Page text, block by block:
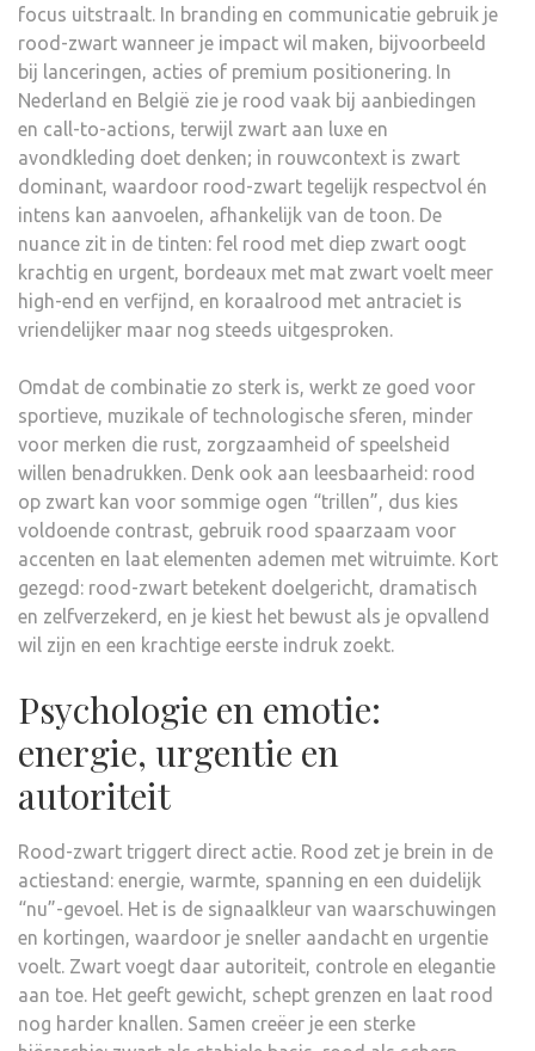
focus uitstraalt. In branding en communicatie gebruik je
rood-zwart wanneer je impact wil maken, bijvoorbeeld
bij lanceringen, acties of premium positionering. In
Nederland en België zie je rood vaak bij aanbiedingen
en call-to-actions, terwijl zwart aan luxe en
avondkleding doet denken; in rouwcontext is zwart
dominant, waardoor rood-zwart tegelijk respectvol én
intens kan aanvoelen, afhankelijk van de toon. De
nuance zit in de tinten: fel rood met diep zwart oogt
krachtig en urgent, bordeaux met mat zwart voelt meer
high-end en verfijnd, en koraalrood met antraciet is
vriendelijker maar nog steeds uitgesproken.
Omdat de combinatie zo sterk is, werkt ze goed voor
sportieve, muzikale of technologische sferen, minder
voor merken die rust, zorgzaamheid of speelsheid
willen benadrukken. Denk ook aan leesbaarheid: rood
op zwart kan voor sommige ogen “trillen”, dus kies
voldoende contrast, gebruik rood spaarzaam voor
accenten en laat elementen ademen met witruimte. Kort
gezegd: rood-zwart betekent doelgericht, dramatisch
en zelfverzekerd, en je kiest het bewust als je opvallend
wil zijn en een krachtige eerste indruk zoekt.
Psychologie en emotie:
energie, urgentie en
autoriteit
Rood-zwart triggert direct actie. Rood zet je brein in de
actiestand: energie, warmte, spanning en een duidelijk
“nu”-gevoel. Het is de signaalkleur van waarschuwingen
en kortingen, waardoor je sneller aandacht en urgentie
voelt. Zwart voegt daar autoriteit, controle en elegantie
aan toe. Het geeft gewicht, schept grenzen en laat rood
nog harder knallen. Samen creëer je een sterke